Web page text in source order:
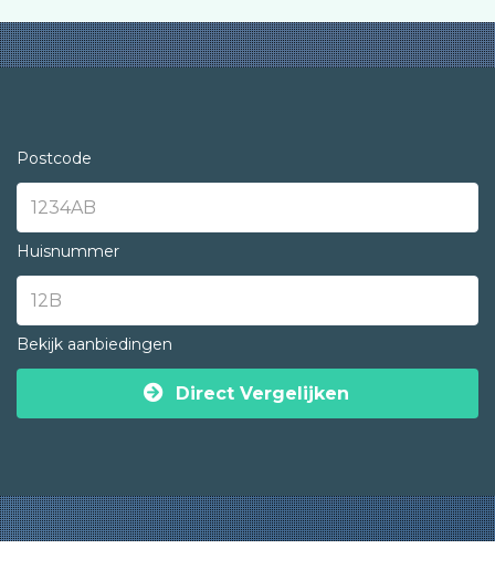
Postcode
Huisnummer
Bekijk aanbiedingen
Direct Vergelijken